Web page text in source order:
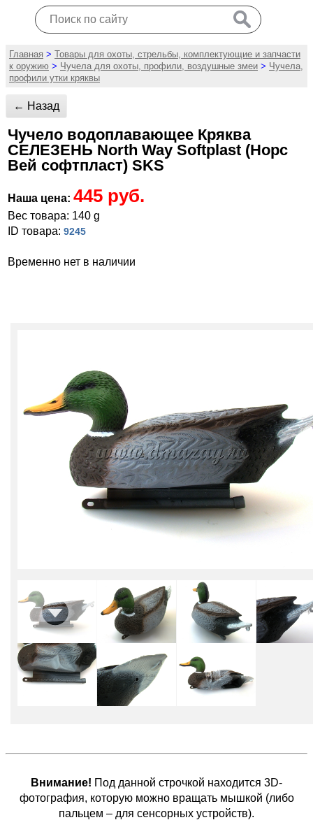
Главная > Товары для охоты, стрельбы, комплектующие и запчасти
к оружию > Чучела для охоты, профили, воздушные змеи > Чучела,
профили утки кряквы
← Назад
Чучело водоплавающее Кряква
СЕЛЕЗЕНЬ North Way Softplast (Норс
Вей софтпласт) SKS
Наша цена: 445 руб.
Вес товара: 140 g
ID товара: 9245
Временно нет в наличии
Внимание! Под данной строчкой находится 3D-
фотография, которую можно вращать мышкой (либо
пальцем – для сенсорных устройств).